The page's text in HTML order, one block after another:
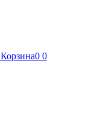
Корзина0 0